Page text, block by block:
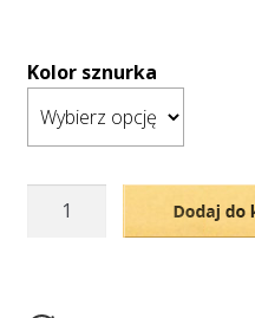
Kolor sznurka
Dodaj do